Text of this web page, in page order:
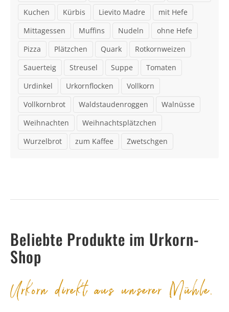
Kuchen Kürbis Lievito Madre
mit Hefe
Mittagessen
Muffins Nudeln
ohne Hefe
Pizza
Plätzchen Quark
Rotkornweizen
Sauerteig
Streusel Suppe
Tomaten
Urdinkel
Urkornflocken
Vollkorn
Vollkornbrot
Waldstaudenroggen
Walnüsse
Weihnachten
Weihnachtsplätzchen
Wurzelbrot
zum Kaffee Zwetschgen
Beliebte Produkte im Urkorn-
Shop
Urkorn direkt aus unserer Mühle.